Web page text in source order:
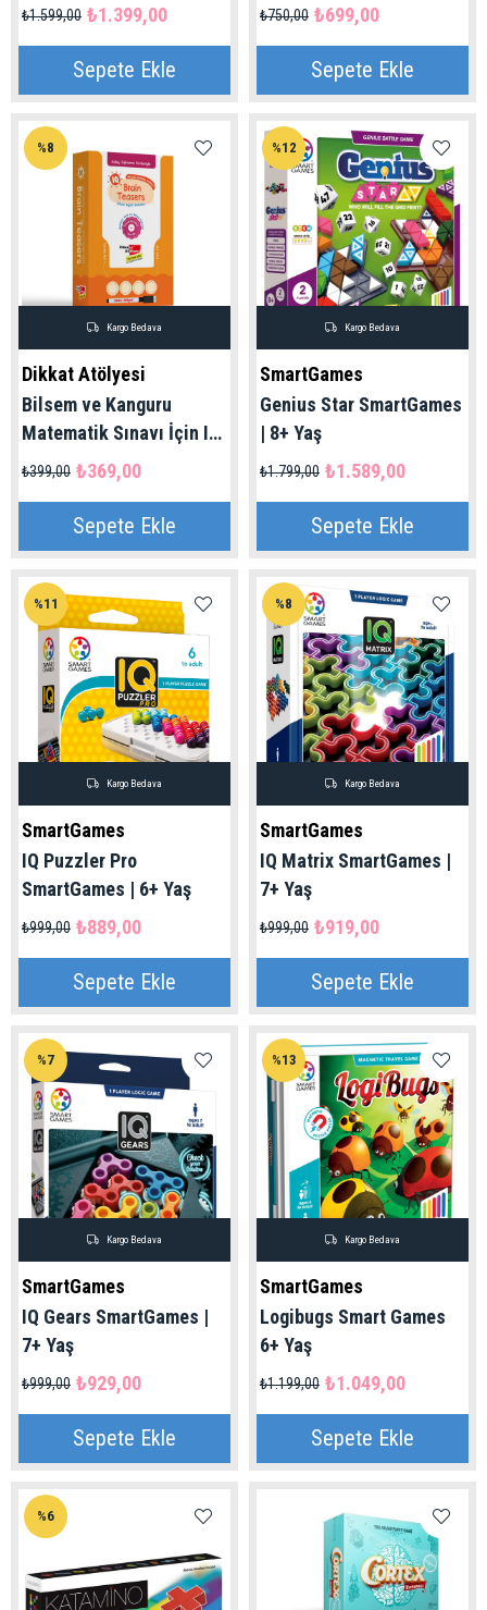
₺1.399,00
₺1.599,00
Sepete Ekle
Teasers 6-9 Yaş
₺699,00
₺750,00
Sepete Ekle
Dikkat Atölyesi
Bilsem ve Kanguru
Matematik Sınavı İçin IQ
Brain Teasers Zihin Açan
₺369,00
₺399,00
Sepete Ekle
%8
Kargo Bedava
SmartGames
Genius Star SmartGames
| 8+ Yaş
₺1.589,00
₺1.799,00
Sepete Ekle
%12
Kargo Bedava
SmartGames
IQ Puzzler Pro
SmartGames | 6+ Yaş
₺889,00
₺999,00
Sepete Ekle
%11
Kargo Bedava
SmartGames
IQ Matrix SmartGames |
7+ Yaş
₺919,00
₺999,00
Sepete Ekle
%8
Kargo Bedava
SmartGames
IQ Gears SmartGames |
7+ Yaş
₺929,00
₺999,00
Sepete Ekle
%7
Kargo Bedava
SmartGames
Logibugs Smart Games
6+ Yaş
₺1.049,00
₺1.199,00
Sepete Ekle
%13
Kargo Bedava
%6